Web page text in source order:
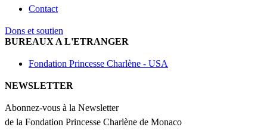
Contact
Dons et soutien
BUREAUX A L'ETRANGER
Fondation Princesse Charlène - USA
NEWSLETTER
Abonnez-vous à la Newsletter
de la Fondation Princesse Charlène de Monaco